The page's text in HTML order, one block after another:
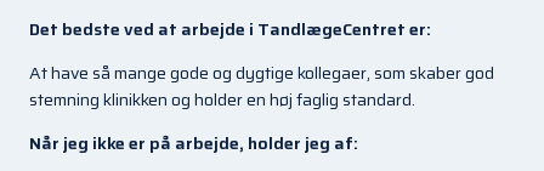
Det bedste ved at arbejde i TandlægeCentret er:
At have så mange gode og dygtige kollegaer, som skaber god
stemning klinikken og holder en høj faglig standard.
Når jeg ikke er på arbejde, holder jeg af: